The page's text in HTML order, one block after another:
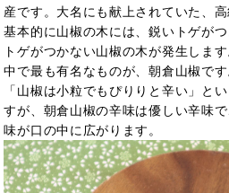
産です。大名にも献上されていた、高
基本的に山椒の木には、鋭いトゲが
トゲがつかない山椒の木が発生しま
中で最も有名なものが、朝倉山椒です
「山椒は小粒でもぴりりと辛い」と
すが、朝倉山椒の辛味は優しい辛味
味が口の中に広がります。